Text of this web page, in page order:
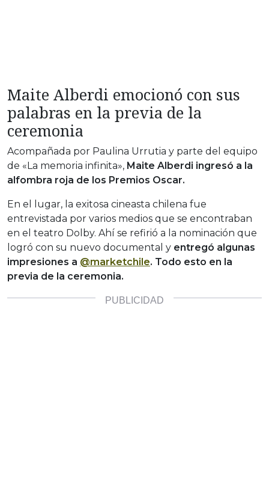
Maite Alberdi emocionó con sus
palabras en la previa de la
ceremonia
Acompañada por Paulina Urrutia y parte del equipo
de «La memoria infinita», Maite Alberdi ingresó a la
alfombra roja de los Premios Oscar.
En el lugar, la exitosa cineasta chilena fue
entrevistada por varios medios que se encontraban
en el teatro Dolby. Ahí se refirió a la nominación que
logró con su nuevo documental y entregó algunas
impresiones a @marketchile. Todo esto en la
previa de la ceremonia.